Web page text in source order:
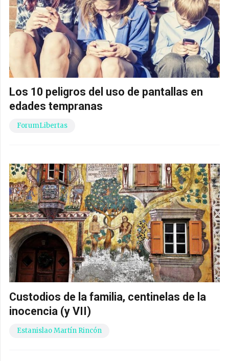
Los 10 peligros del uso de pantallas en
edades tempranas
ForumLibertas
Custodios de la familia, centinelas de la
inocencia (y VII)
Estanislao Martín Rincón